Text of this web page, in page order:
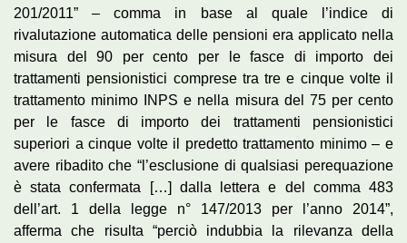
201/2011” – comma in base al quale l’indice di
rivalutazione automatica delle pensioni era applicato nella
misura del 90 per cento per le fasce di importo dei
trattamenti pensionistici comprese tra tre e cinque volte il
trattamento minimo INPS e nella misura del 75 per cento
per le fasce di importo dei trattamenti pensionistici
superiori a cinque volte il predetto trattamento minimo – e
avere ribadito che “l’esclusione di qualsiasi perequazione
è stata confermata […] dalla lettera e del comma 483
dell’art. 1 della legge n° 147/2013 per l’anno 2014”,
afferma che risulta “perciò indubbia la rilevanza della